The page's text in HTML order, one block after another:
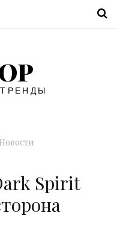
Spirit